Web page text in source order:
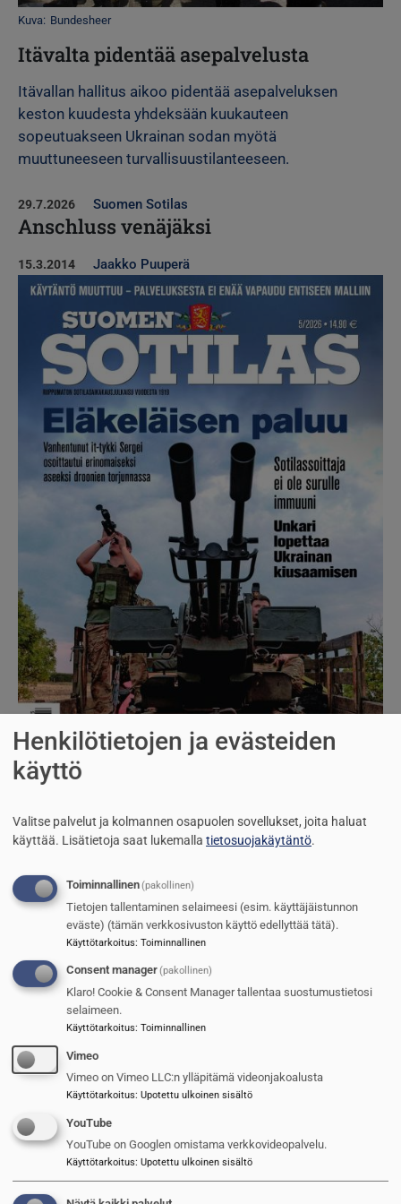
Kuva Bundesheer
Itävalta pidentää asepalvelusta
Itävallan hallitus aikoo pidentää asepalveluksen
keston kuudesta yhdeksään kuukauteen
sopeutuakseen Ukrainan sodan myötä
muuttuneeseen turvallisuustilanteeseen.
29.7.2026 Suomen Sotilas
Anschluss venäjäksi
15.3.2014 Jaakko Puuperä
SUOMEN SOTILAS 5/2026
TILAA SUOMEN SOTILAS
SUOSITUIMMAT
1 Itävalta pidentää asepalvelusta
Saab kasvaa hurjaa vauhtia
3 Puolustusvoimien kasarmien kunto
nousee kovaa tahtia
4
Tämä analyysi kannattaa lukea:
Ukrainan sodan opetukset ja
tulevaisuuden sota
TILAAJILLE
Henkilötietojen ja evästeiden
käyttö
Valitse palvelut ja kolmannen osapuolen sovellukset, joita haluat
käyttää. Lisätietoja saat lukemalla tietosuojakäytäntö.
Toiminnallinen(pakollinen)
Tietojen tallentaminen selaimeesi (esim. käyttäjäistunnon
eväste) (tämän verkkosivuston käyttö edellyttää tätä).
Käyttötarkoitus: Toiminnallinen
Consent manager(pakollinen)
Klaro! Cookie & Consent Manager tallentaa suostumustietosi
selaimeen.
Käyttötarkoitus: Toiminnallinen
Vimeo
Vimeo on Vimeo LLC:n ylläpitämä videonjakoalusta
Käyttötarkoitus: Upotettu ulkoinen sisältö
YouTube
YouTube on Googlen omistama verkkovideopalvelu.
Käyttötarkoitus: Upotettu ulkoinen sisältö